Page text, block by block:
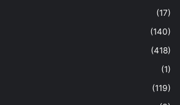
(17)
(140)
(418)
(1)
(119)